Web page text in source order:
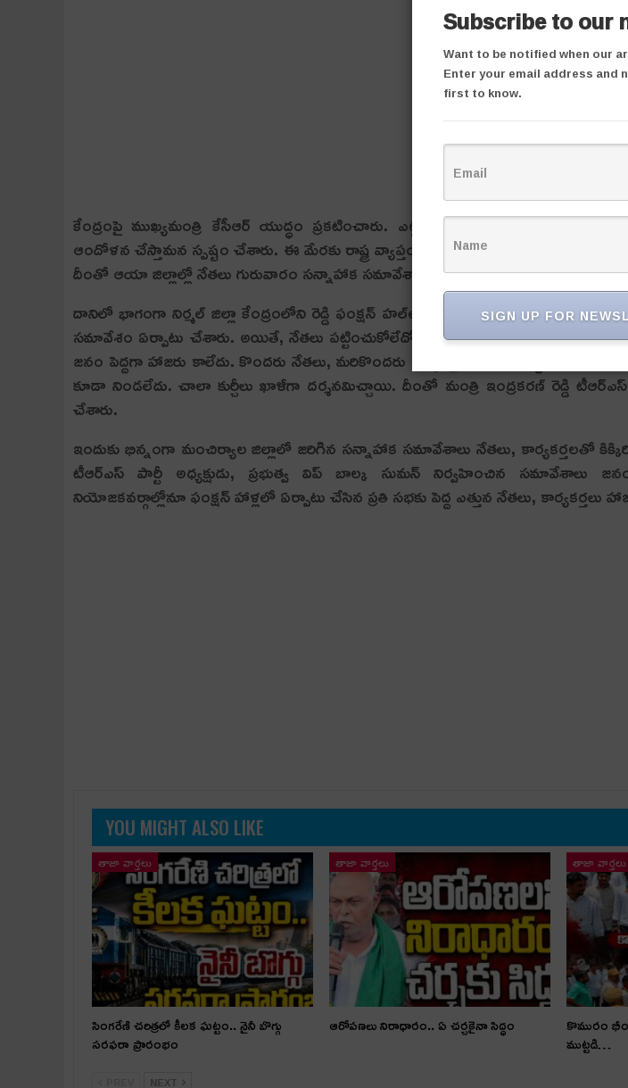
కేంద్రంపై ముఖ్య‌మంత్రి కేసీఆర్ యుద్ధం ప్ర‌క‌టించారు. ఎట్ట ప‌రిస్థితుల్లో వ‌రిధాన్యం
ఆందోళ‌న చేస్తామ‌న స్ప‌ష్టం చేశారు. ఈ మేర‌కు రాష్ట్ర వ్యాప్తంగా తెలంగాణ ప్ర‌జ‌ల‌ను
దీంతో ఆయా జిల్లాల్లో నేత‌లు గురువారం స‌న్నాహాక స‌మావేశాలు ఏర్పాటు చేసుకున్నారు.
దానిలో భాగంగా నిర్మ‌ల్ జిల్లా కేంద్రంలోని రెడ్డి ఫంక్ష‌న్ హ‌ల్‌లో టీఆర్ఎస్ స‌మావేశం జ‌రిగింది.
సమావేశం ఏర్పాటు చేశారు. అయితే, నేత‌లు ప‌ట్టించుకోలేదో.. మంత్రి ఇంద్ర‌క‌ర‌ణ్ రెడ్డి
జ‌నం పెద్ద‌గా హాజ‌రు కాలేదు. కొంద‌రు నేత‌లు, మ‌రికొంద‌రు కార్య‌క‌ర్త‌లు మిన‌హా పెద్ద‌గా స్పంద‌న
కూడా నిండ‌లేదు. చాలా కుర్చీలు ఖాళీగా ద‌ర్శ‌న‌మిచ్చాయి. దీంతో మంత్రి ఇంద్రకరణ్ రెడ్డి
చేశారు.
ఇందుకు భిన్నంగా మంచిర్యాల జిల్లాలో జరిగిన స‌న్నాహాక స‌మావేశాలు నేత‌లు, కార్య‌క‌ర్త‌ల‌తో
టీఆర్ఎస్ పార్టీ అధ్య‌క్షుడు, ప్ర‌భుత్వ విప్ బాల్క సుమ‌న్ నిర్వ‌హించిన
నియోజ‌క‌వ‌ర్గాల్లోనూ ఫంక్ష‌న్ హాళ్ల‌లో ఏర్పాటు చేసిన ప్ర‌తి స‌భ‌కు పెద్ద ఎత్తున నేత‌లు, కార్య‌క‌ర్త‌లు
YOU MIGHT ALSO LIKE
తాజా వార్తలు
సింగరేణి చరిత్రలో కీలక ఘట్టం.. నైనీ బొగ్గు
సరఫరా ప్రారంభం
తాజా వార్తలు
ఆరోపణలు నిరాధారం.. ఏ చర్చకైనా సిద్ధం
తాజా వార్తలు
కొమురం
ముట్టడి…
NEXT
Subscribe to our
Want to be notified when our
Enter your email address and
first to know.
SIGN UP FOR